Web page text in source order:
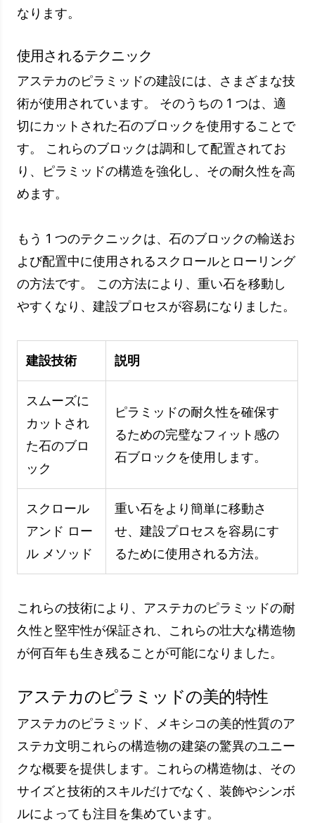
久性と堅牢性が保証され、これらの壮大な構造物
が何百年も生き残ることが可能になりました。
アステカのピラミッドの美的特性
アステカのピラミッド、メキシコの美的性質のア
ステカ文明これらの構造物の建築の驚異のユニー
クな概要を提供します。これらの構造物は、その
ルによっても注目を集めています。
アステカのピラミッドの装飾は、シンボルや模様
で飾られた壮大な壁のレリーフで満たされていま
す。 これらのレリーフは、神、英雄の人物、神
話の物語を描いています。 アステカのユニーク
なシンボルと幾何学模様が、これらの構造のそれ
ぞれを一意にします。
アステカのピラミッドの美的特
徴は、人々を魅了し、魅了しま